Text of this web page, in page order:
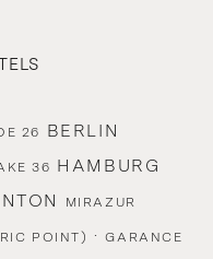
26 BERLIN
36 HAMBURG
MIRAZUR
POINT) ·GARANCE